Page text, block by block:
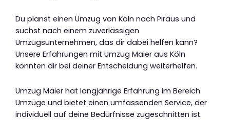
Du planst einen Umzug von Köln nach Piräus und
suchst nach einem zuverlässigen
Umzugsunternehmen, das dir dabei helfen kann?
Unsere Erfahrungen mit Umzug Maier aus Köln
könnten dir bei deiner Entscheidung weiterhelfen.
Umzug Maier hat langjährige Erfahrung im Bereich
Umzüge und bietet einen umfassenden Service, der
individuell auf deine Bedürfnisse zugeschnitten ist.